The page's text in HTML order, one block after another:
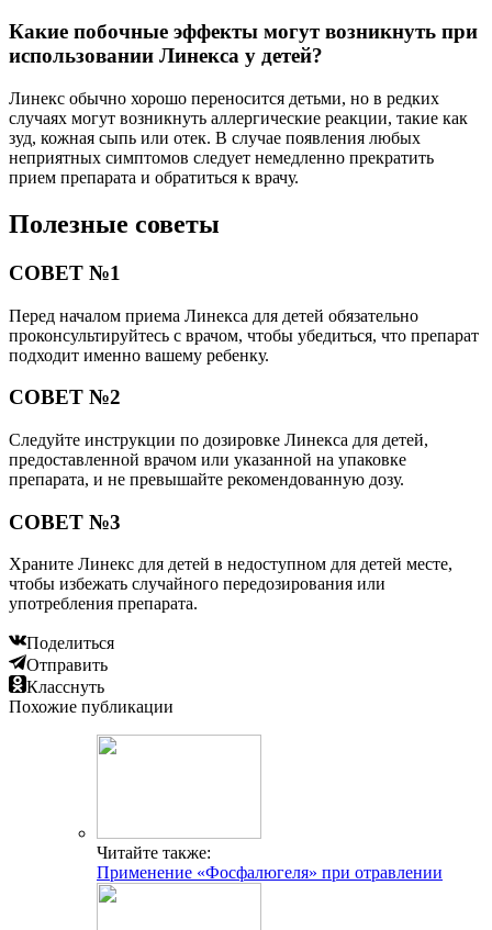
Какие побочные эффекты могут возникнуть при
использовании Линекса у детей?
Линекс обычно хорошо переносится детьми, но в редких
случаях могут возникнуть аллергические реакции, такие как
зуд, кожная сыпь или отек. В случае появления любых
неприятных симптомов следует немедленно прекратить
прием препарата и обратиться к врачу.
Полезные советы
СОВЕТ №1
Перед началом приема Линекса для детей обязательно
проконсультируйтесь с врачом, чтобы убедиться, что препарат
подходит именно вашему ребенку.
СОВЕТ №2
Следуйте инструкции по дозировке Линекса для детей,
предоставленной врачом или указанной на упаковке
препарата, и не превышайте рекомендованную дозу.
СОВЕТ №3
Храните Линекс для детей в недоступном для детей месте,
чтобы избежать случайного передозирования или
употребления препарата.
Поделиться
Отправить
Класснуть
Похожие публикации
Читайте также:
Применение «Фосфалюгеля» при отравлении